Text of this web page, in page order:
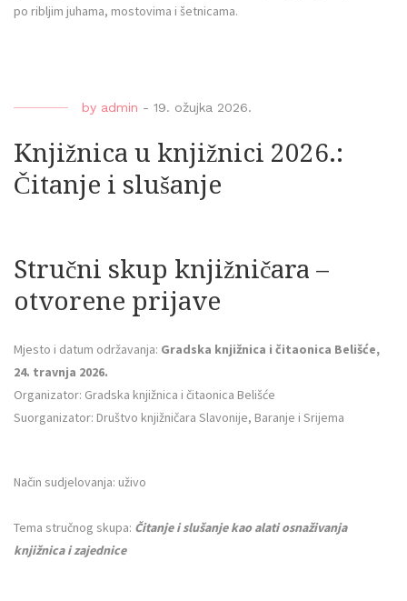
po ribljim juhama, mostovima i šetnicama.
by admin - 19. ožujka 2026.
Knjižnica u knjižnici 2026.:
Čitanje i slušanje
Stručni skup knjižničara –
otvorene prijave
Mjesto i datum održavanja: Gradska knjižnica i čitaonica Belišće,
24. travnja 2026.
Organizator: Gradska knjižnica i čitaonica Belišće
Suorganizator: Društvo knjižničara Slavonije, Baranje i Srijema
Način sudjelovanja: uživo
Tema stručnog skupa: Čitanje i slušanje kao alati osnaživanja
knjižnica i zajednice